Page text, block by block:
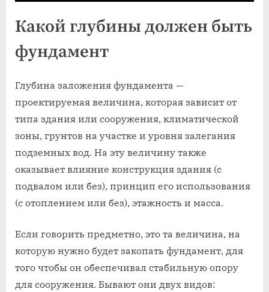
Какой глубины должен быть
фундамент
Глубина заложения фундамента —
проектируемая величина, которая зависит от
типа здания или сооружения, климатической
зоны, грунтов на участке и уровня залегания
подземных вод. На эту величину также
оказывает влияние конструкция здания (с
подвалом или без), принцип его использования
(с отоплением или без), этажность и масса.
Если говорить предметно, это та величина, на
которую нужно будет закопать фундамент, для
того чтобы он обеспечивал стабильную опору
для сооружения. Бывают они двух видов: